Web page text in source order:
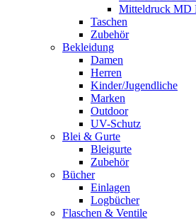
Mitteldruck MD
Taschen
Zubehör
Bekleidung
Damen
Herren
Kinder/Jugendliche
Marken
Outdoor
UV-Schutz
Blei & Gurte
Bleigurte
Zubehör
Bücher
Einlagen
Logbücher
Flaschen & Ventile